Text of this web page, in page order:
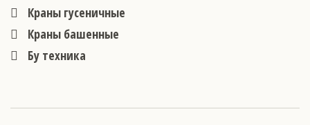
Краны гусеничные
Краны башенные
Бу техника